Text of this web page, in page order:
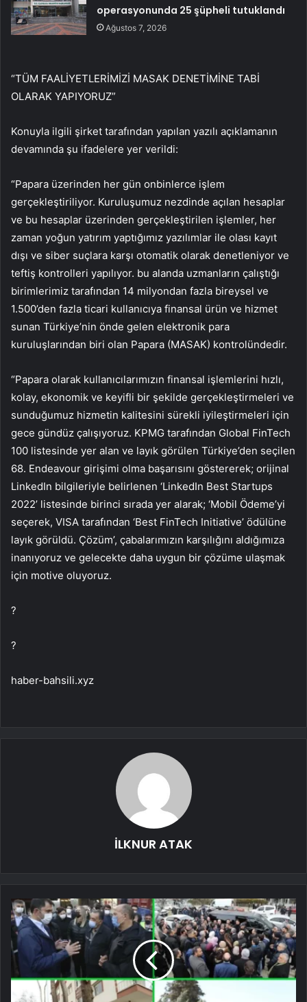
operasyonunda 25 şüpheli tutuklandı
Ağustos 7, 2026
“TÜM FAALİYETLERİMİZİ MASAK DENETİMİNE TABİ
OLARAK YAPIYORUZ”
Konuyla ilgili şirket tarafından yapılan yazılı açıklamanın
devamında şu ifadelere yer verildi:
“Papara üzerinden her gün onbinlerce işlem
gerçekleştiriliyor. Kuruluşumuz nezdinde açılan hesaplar
ve bu hesaplar üzerinden gerçekleştirilen işlemler, her
zaman yoğun yatırım yaptığımız yazılımlar ile olası kayıt
dışı ve siber suçlara karşı otomatik olarak denetleniyor ve
teftiş kontrolleri yapılıyor. bu alanda uzmanların çalıştığı
birimlerimiz tarafından 14 milyondan fazla bireysel ve
1.500’den fazla ticari kullanıcıya finansal ürün ve hizmet
sunan Türkiye’nin önde gelen elektronik para
kuruluşlarından biri olan Papara (MASAK) kontrolündedir.
“Papara olarak kullanıcılarımızın finansal işlemlerini hızlı,
kolay, ekonomik ve keyifli bir şekilde gerçekleştirmeleri ve
sunduğumuz hizmetin kalitesini sürekli iyileştirmeleri için
gece gündüz çalışıyoruz. KPMG tarafından Global FinTech
100 listesinde yer alan ve layık görülen Türkiye’den seçilen
68. Endeavour girişimi olma başarısını göstererek; orijinal
LinkedIn bilgileriyle belirlenen ‘LinkedIn Best Startups
2022’ listesinde birinci sırada yer alarak; ‘Mobil Ödeme’yi
seçerek, VISA tarafından ‘Best FinTech Initiative’ ödülüne
layık görüldü. Çözüm’, çabalarımızın karşılığını aldığımıza
inanıyoruz ve gelecekte daha uygun bir çözüme ulaşmak
için motive oluyoruz.
?
?
haber-bahsili.xyz
İLKNUR ATAK